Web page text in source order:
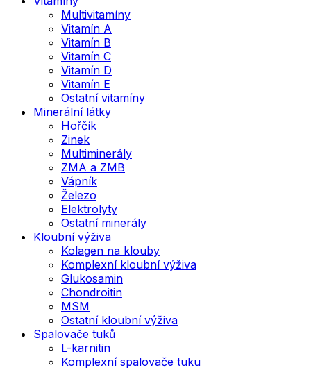
Multivitamíny
Vitamín A
Vitamín B
Vitamín C
Vitamín D
Vitamín E
Ostatní vitamíny
Minerální látky
Hořčík
Zinek
Multiminerály
ZMA a ZMB
Vápník
Železo
Elektrolyty
Ostatní minerály
Kloubní výživa
Kolagen na klouby
Komplexní kloubní výživa
Glukosamin
Chondroitin
MSM
Ostatní kloubní výživa
Spalovače tuků
L-karnitin
Komplexní spalovače tuku